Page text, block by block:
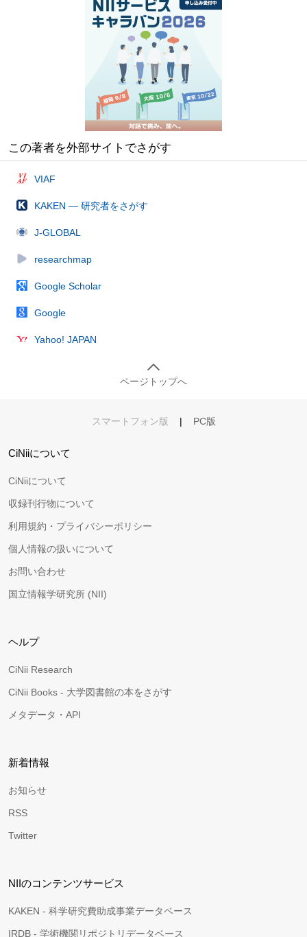
この著者を外部サイトでさがす
VIAF
KAKEN — 研究者をさがす
J-GLOBAL
researchmap
Google Scholar
Google
Yahoo! JAPAN
ページトップへ
スマートフォン版 | PC版
CiNiiについて
CiNiiについて
収録刊行物について
利用規約・プライバシーポリシー
個人情報の扱いについて
お問い合わせ
国立情報学研究所 (NII)
ヘルプ
CiNii Research
CiNii Books - 大学図書館の本をさがす
メタデータ・API
新着情報
お知らせ
RSS
Twitter
NIIのコンテンツサービス
KAKEN - 科学研究費助成事業データベース
IRDB - 学術機関リポジトリデータベース